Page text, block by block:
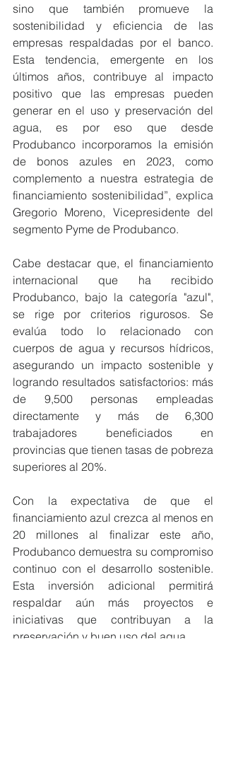
sino que también promueve la
sostenibilidad y eficiencia de las
empresas respaldadas por el banco.
Esta tendencia, emergente en los
últimos años, contribuye al impacto
positivo que las empresas pueden
generar en el uso y preservación del
agua, es por eso que desde
Produbanco incorporamos la emisión
de bonos azules en 2023, como
complemento a nuestra estrategia de
financiamiento sostenibilidad”, explica
Gregorio Moreno, Vicepresidente del
segmento Pyme de Produbanco.
Cabe destacar que, el financiamiento
internacional que ha recibido
Produbanco, bajo la categoría "azul",
se rige por criterios rigurosos. Se
evalúa todo lo relacionado con
cuerpos de agua y recursos hídricos,
asegurando un impacto sostenible y
logrando resultados satisfactorios: más
de 9,500 personas empleadas
directamente y más de 6,300
trabajadores beneficiados en
provincias que tienen tasas de pobreza
superiores al 20%.
Con la expectativa de que el
financiamiento azul crezca al menos en
20 millones al finalizar este año,
Produbanco demuestra su compromiso
continuo con el desarrollo sostenible.
Esta inversión adicional permitirá
respaldar aún más proyectos e
iniciativas que contribuyan a la
preservación y buen uso del agua.